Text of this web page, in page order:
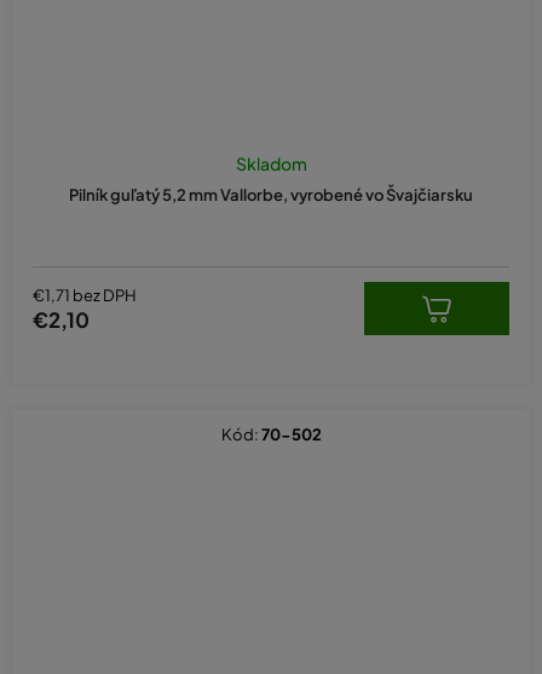
Pilník guľatý 5,2 mm Vallorbe, vyrobené vo Švajčiarsku
Skladom
€1,71 bez DPH
€2,10
Kód:70-502